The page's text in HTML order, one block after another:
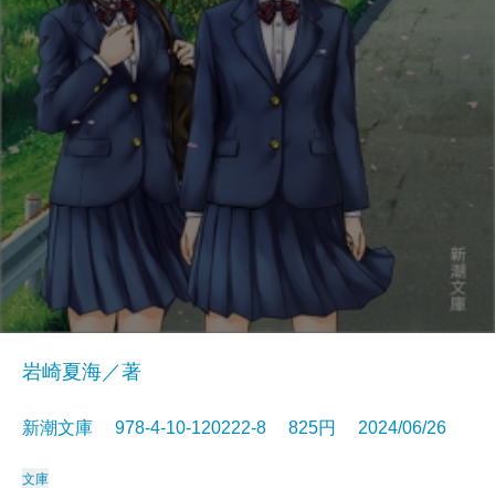
岩崎夏海／著
新潮文庫 978-4-10-120222-8 825円 2024/06/26
文庫